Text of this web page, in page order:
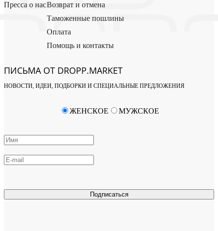
Пресса о насВозврат и отмена
Таможенные пошлины
Оплата
Помощь и контакты
ПИСЬМА ОТ DROPP.MARKET
НОВОСТИ, ИДЕИ, ПОДБОРКИ И СПЕЦИАЛЬНЫЕ ПРЕДЛОЖЕНИЯ
Подписаться
ЖЕНСКОЕ МУЖСКОЕ